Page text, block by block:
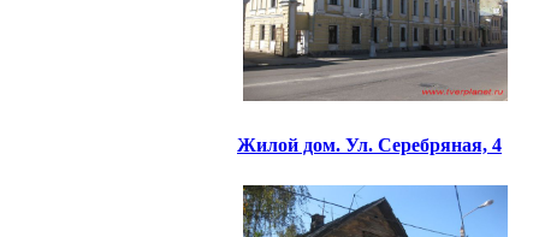
Жилой дом. Ул. Серебряная, 4